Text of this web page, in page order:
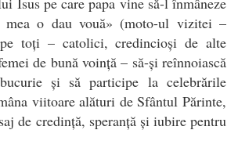
mea o dau vouă» (moto-ul vizitei –
toți – catolici, credincioși de alte
de bună voință – să-și reînnoiască
și să participe la celebrările
viitoare alături de Sfântul Părinte,
de credință, speranță și iubire pentru